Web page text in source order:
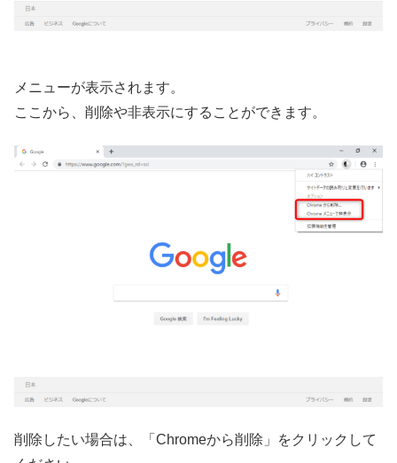
メニューが表示されます。
ここから、削除や非表示にすることができます。
削除したい場合は、「Chromeから削除」をクリックして